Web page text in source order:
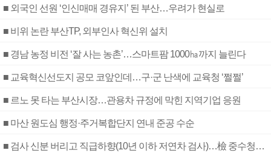
■ 외국인 선원 ‘인신매매 경유지’ 된 부산…우려가 현실로
■ 비위 논란 부산TP, 외부인사 혁신위 설치
■ 경남 농정 비전 ‘잘 사는 농촌’…스마트팜 1000㏊까지 늘린다
■ 교육혁신선도지 공모 코앞인데…구·군 난색에 교육청 ‘쩔쩔’
■ 르노 못 타는 부산시장…관용차 규정에 막힌 지역기업 응원
■ 마산 원도심 행정·주거복합단지 연내 준공 수순
■ 검사 신분 버리고 직급하향(10년 이하 저연차 검사)…檢 중수청행 기피